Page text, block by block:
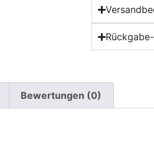
Bewertungen (0)